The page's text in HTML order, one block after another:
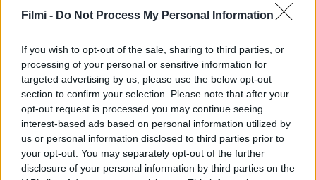
Filmi - Do Not Process My Personal Information
If you wish to opt-out of the sale, sharing to third parties, or
processing of your personal or sensitive information for
targeted advertising by us, please use the below opt-out
section to confirm your selection. Please note that after your
opt-out request is processed you may continue seeing
interest-based ads based on personal information utilized by
us or personal information disclosed to third parties prior to
your opt-out. You may separately opt-out of the further
disclosure of your personal information by third parties on the
2005 7.1
Ki a faszagyerek
2001
Mrs. Maffia